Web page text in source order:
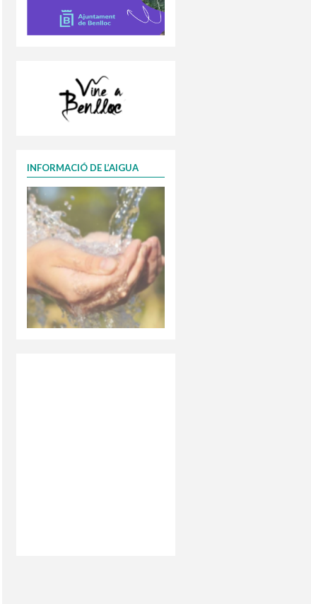
INFORMACIÓ DE L’AIGUA